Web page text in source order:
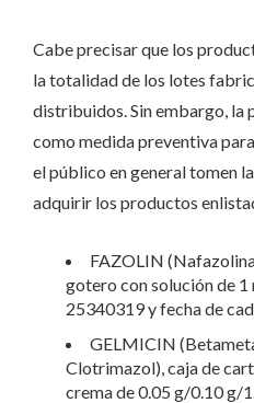
Cabe precisar que los
la totalidad de los lotes
distribuidos. Sin embargo, la
como medida preventiva
el público en general tomen
adquirir los productos
FAZOLIN
gotero con solución de
25340319 y fecha de
GELMICIN
Clotrimazol), caja de
crema de 0.05 g/0.10 g/